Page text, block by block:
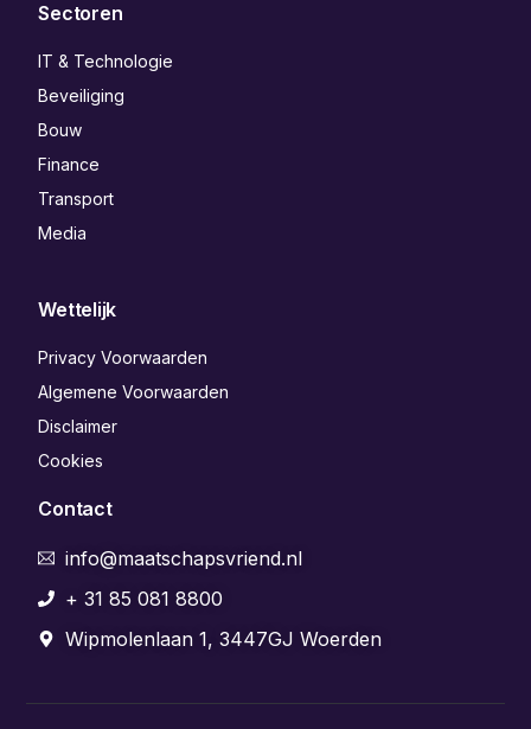
Sectoren
IT & Technologie
Beveiliging
Bouw
Finance
Transport
Media
Wettelijk
Privacy Voorwaarden
Algemene Voorwaarden
Disclaimer
Cookies
Contact
info@maatschapsvriend.nl
+ 31 85 081 8800
Wipmolenlaan 1, 3447GJ Woerden